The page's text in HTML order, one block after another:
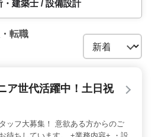
建築士 / 設備設計
転職
ア世代活躍中！土日祝
ッフ大募集！ 意欲ある方からのご